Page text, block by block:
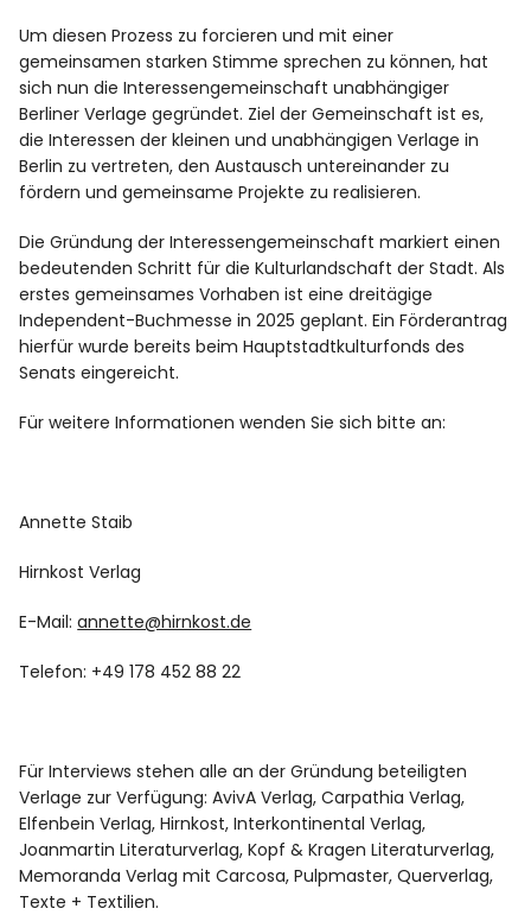
Um diesen Prozess zu forcieren und mit einer
gemeinsamen starken Stimme sprechen zu können, hat
sich nun die Interessengemeinschaft unabhängiger
Berliner Verlage gegründet. Ziel der Gemeinschaft ist es,
die Interessen der kleinen und unabhängigen Verlage in
Berlin zu vertreten, den Austausch untereinander zu
fördern und gemeinsame Projekte zu realisieren.
Die Gründung der Interessengemeinschaft markiert einen
bedeutenden Schritt für die Kulturlandschaft der Stadt. Als
erstes gemeinsames Vorhaben ist eine dreitägige
Independent-Buchmesse in 2025 geplant. Ein Förderantrag
hierfür wurde bereits beim Hauptstadtkulturfonds des
Senats eingereicht.
Für weitere Informationen wenden Sie sich bitte an:
Annette Staib
Hirnkost Verlag
E-Mail:annette@hirnkost.de
Telefon: +49 178 452 88 22
Für Interviews stehen alle an der Gründung beteiligten
Verlage zur Verfügung: AvivA Verlag, Carpathia Verlag,
Elfenbein Verlag, Hirnkost, Interkontinental Verlag,
Joanmartin Literaturverlag, Kopf & Kragen Literaturverlag,
Memoranda Verlag mit Carcosa, Pulpmaster, Querverlag,
Texte + Textilien.